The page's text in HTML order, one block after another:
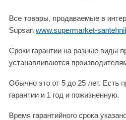
Все товары, продаваемые в
Supsan www.supermarket-
Сроки гарантии на разные виды
устанавливаются
Обычно это от 5 до 25 лет. Есть
гарантии и 1 год и пожизненную.
Время гарантийного срока